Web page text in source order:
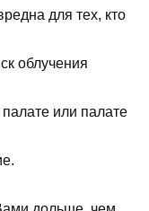
для тех, кто
облучения
или палате